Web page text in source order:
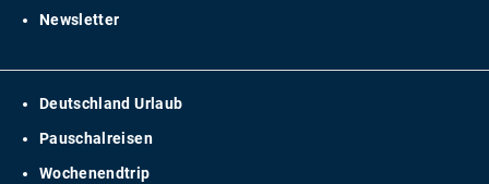
Newsletter
Deutschland Urlaub
Pauschalreisen
Wochenendtrip